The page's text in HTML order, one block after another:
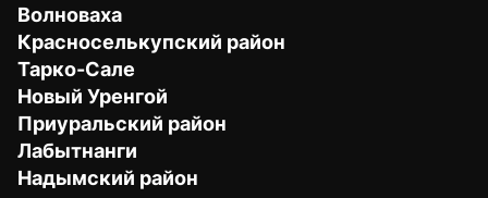
Волноваха
Красноселькупский район
Тарко-Сале
Новый Уренгой
Приуральский район
Лабытнанги
Надымский район